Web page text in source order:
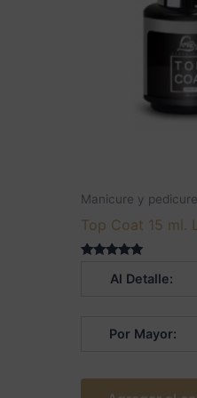
Manicure y pedicure
Top Coat 15 ml.
Al Detalle:
Por Mayor: